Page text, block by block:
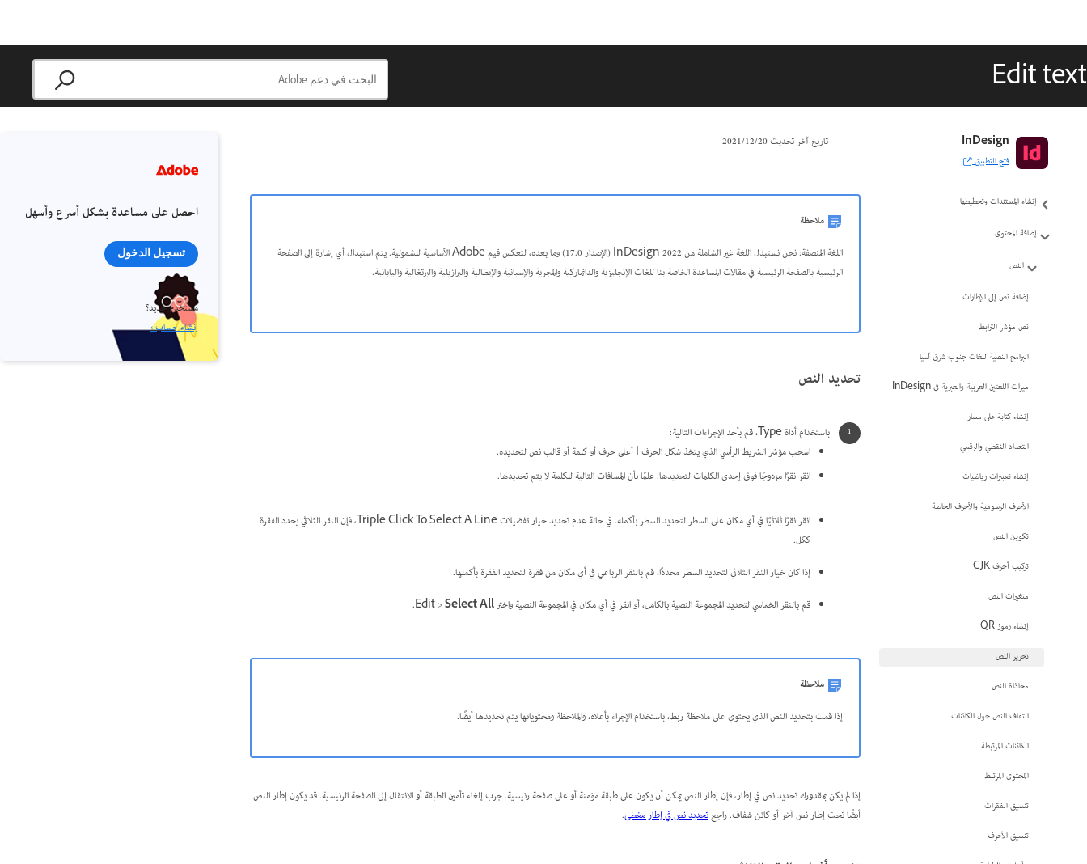
Edit text
تاريخ آخر تحديث20‏/12‏/2021 InDesign
فتح التطبيق
دليل مستخدم InDesign
التعرّف على InDesign
إنشاء المستندات وتخطيطها
إضافة المحتوى
النص
إضافة نص إلى الإطارات
نص مؤشر الترابط
البرامج النصية للغات جنوب شرق آسيا
ميزات اللغتين العربية والعبرية في InDesign
إنشاء كتابة على مسار
التعداد النقطي والرقمي
إنشاء تعبيرات رياضيات
الأحرف الرسومية والأحرف الخاصة
تكوين النص
تركيب أحرف CJK
متغيرات النص
إنشاء رموز QR
تحرير النص
محاذاة النص
التفاف النص حول الكائنات
الكائنات المرتبطة
المحتوى المرتبط
تنسيق الفقرات
تنسيق الأحرف
ملاحظة
اللغة المنصفة: نحن نستبدل اللغة غير الشاملة من InDesign 2022 (الإصدار 17.0) وما بعده، لتعكس قيم Adobe الأساسية للشمولية. يتم استبدال أي إشارة إلى الصفحة
الرئيسية بالصفحة الرئيسية في مقالات المساعدة الخاصة بنا للغات الإنجليزية والدانماركية والمجرية والإسبانية والإيطالية والبرازيلية والبرتغالية واليابانية.
تحديد النص
باستخدام أداة Type، قم بأحد الإجراءات التالية:
اسحب مؤشر الشريط الرأسي الذي يتخذ شكل الحرف I أعلى حرف أو كلمة أو قالب نص لتحديده.
انقر نقرًا مزدوجًا فوق إحدى الكلمات لتحديدها. علمًا بأن المسافات التالية للكلمة لا يتم تحديدها.
انقر نقرًا ثلاثيًا في أي مكان على السطر لتحديد السطر بأكمله. في حالة عدم تحديد خيار تفضيلات Triple Click To Select A Line، فإن النقر الثلاثي يحدد الفقرة
ككل.
إذا كان خيار النقر الثلاثي لتحديد السطر محددًا، قم بالنقر الرباعي في أي مكان من فقرة لتحديد الفقرة بأكملها.
قم بالنقر الخماسي لتحديد المجموعة النصية بالكامل، أو انقر في أي مكان في المجموعة النصية واختر Edit >Select All
.
ملاحظة
إذا قمت بتحديد النص الذي يحتوي على ملاحظة ربط، باستخدام الإجراء بأعلاه، والملاحظة ومحتوياتها يتم تحديدها أيضًا.
إذا لم يكن بمقدورك تحديد نص في إطار، فإن إطار النص يمكن أن يكون على طبقة مؤمنة أو على صفحة رئيسية. جرب إلغاء تأمين الطبقة أو الانتقال إلى الصفحة الرئيسية. قد يكون إطار النص
أيضًا تحت إطار نص آخر أو كائن شفاف. راجعتحديد نص في إطار مغطى.
احصل على مساعدة بشكل أسرع وأسهل
تسجيل الدخول
مستخدم جديد؟
إنشاء حساب ›